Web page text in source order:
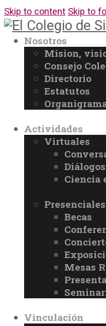
Skip to content Skip to
Nosotros
Mision,
Consejo
Directorio
Estatutos
Actividades
Virtuales
Ciencia
Presenciales
Becas
Mesas
Vinculación